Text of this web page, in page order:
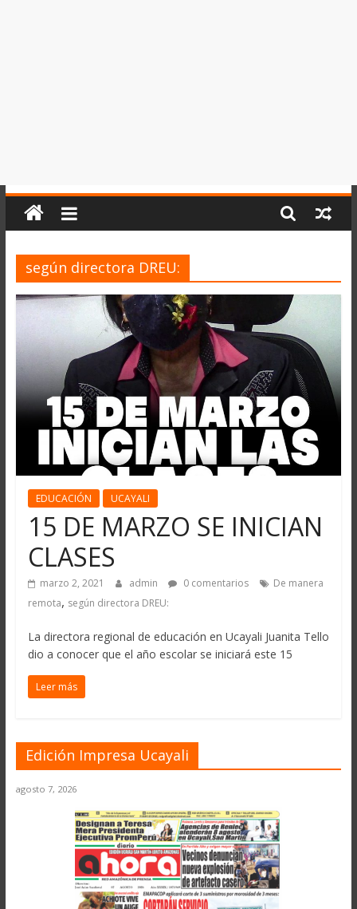
según directora DREU:
EDUCACIÓN UCAYALI
15 DE MARZO SE INICIAN
CLASES
marzo 2, 2021 admin 0 comentarios
De manera
remota, según directora DREU:
La directora regional de educación en Ucayali Juanita Tello
dio a conocer que el año escolar se iniciará este 15
Leer más
Edición Impresa Ucayali
agosto 7, 2026